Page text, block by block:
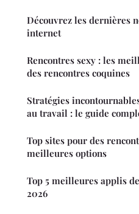
Découvrez les dernières
internet
Rencontres sexy : les
des rencontres coquines
Stratégies
au travail : le guide
Top sites pour des
meilleures options
Top 5 meilleures applis
2026